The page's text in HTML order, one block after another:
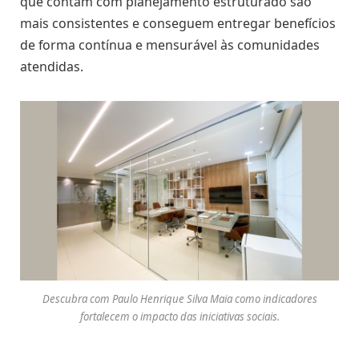
mais consistentes e conseguem entregar benefícios
de forma contínua e mensurável às comunidades
atendidas.
Descubra com Paulo Henrique Silva Maia como indicadores
fortalecem o impacto das iniciativas sociais.